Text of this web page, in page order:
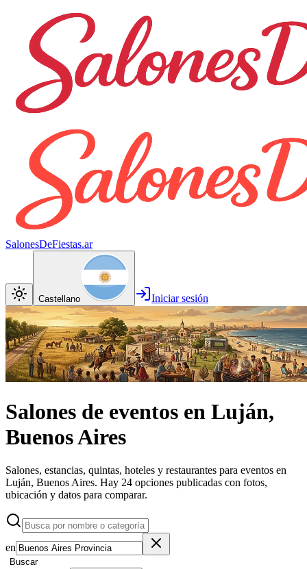
SalonesDeFiestas.ar
Castellano Iniciar sesión
Salones de eventos en Luján,
Buenos Aires
Salones, estancias, quintas, hoteles y restaurantes para eventos en
Luján, Buenos Aires. Hay 24 opciones publicadas con fotos,
ubicación y datos para comparar.
en
Buscar